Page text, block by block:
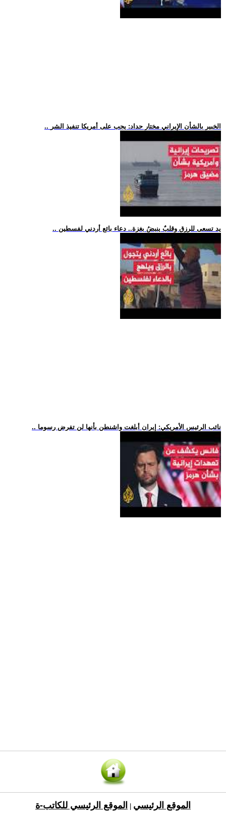
.. الخبير بالشأن الإيراني مختار حداد: يجب على أمريكا تنفيذ الشر
.. يد تسعى للرزق وقلبٌ ينبضُ بغزة.. دعاء بائع أردني لفسطين
.. نائب الرئيس الأمريكي: إيران أبلغت واشنطن بأنها لن تفرض رسوما
الموقع الرئيسي الموقع الرئيسي للكاتب-ة